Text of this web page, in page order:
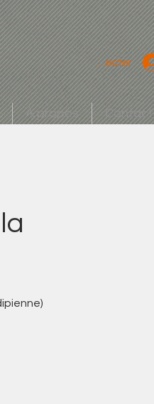
Se connecter
À propos Contact